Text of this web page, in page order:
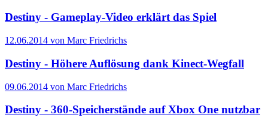
Destiny - Gameplay-Video erklärt das Spiel
12.06.2014 von Marc Friedrichs
Destiny - Höhere Auflösung dank Kinect-Wegfall
09.06.2014 von Marc Friedrichs
Destiny - 360-Speicherstände auf Xbox One nutzbar